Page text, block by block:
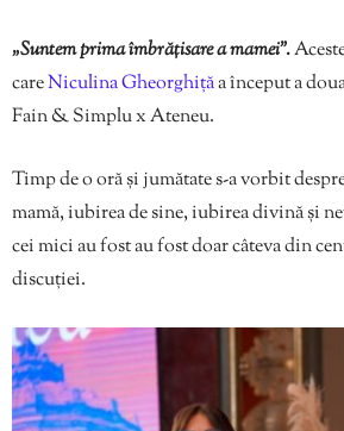
„Suntem prima îmbrățisare a mamei”.
careNiculina Gheorghițăa început a
Fain & Simplu x Ateneu.
Timp de o oră și jumătate s-a vorbit
mamă, iubirea de sine, iubirea divină și
cei mici au fost au fost doar câteva din
discuției.